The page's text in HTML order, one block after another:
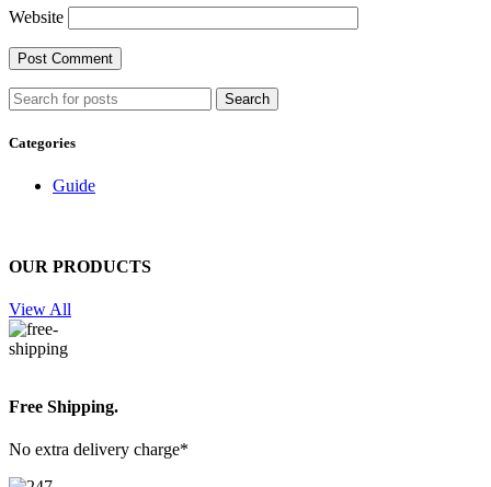
Website
Search
Categories
Guide
OUR PRODUCTS
View All
Free Shipping.
No extra delivery charge*